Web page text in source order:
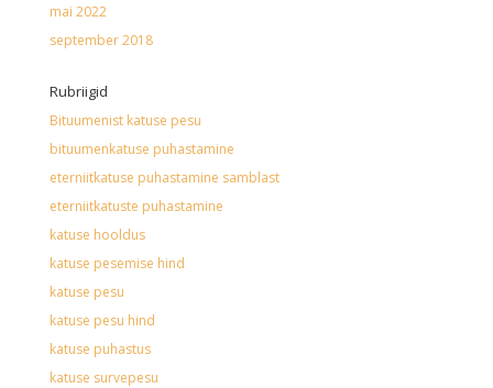
mai 2022
september 2018
Rubriigid
Bituumenist katuse pesu
bituumenkatuse puhastamine
eterniitkatuse puhastamine samblast
eterniitkatuste puhastamine
katuse hooldus
katuse pesemise hind
katuse pesu
katuse pesu hind
katuse puhastus
katuse survepesu